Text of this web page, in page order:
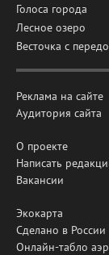
Голоса города
Лесное озеро
Весточка с
Реклама на сайте
Аудитория сайта
О проекте
Написать
Вакансии
Экокарта
Сделано в России
Онлайн-табло